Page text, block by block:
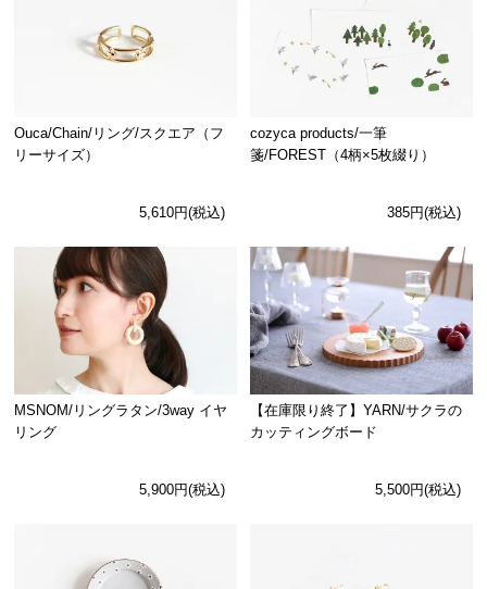
Ouca/Chain/リング/スクエア（フ
リーサイズ）
5,610円(税込)
cozyca products/一筆
箋/FOREST（4柄×5枚綴り）
385円(税込)
MSNOM/リングラタン/3way イヤ
リング
5,900円(税込)
【在庫限り終了】YARN/サクラの
カッティングボード
5,500円(税込)